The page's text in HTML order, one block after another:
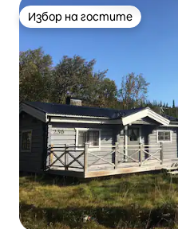
Избор на гостите
Избор на гостите